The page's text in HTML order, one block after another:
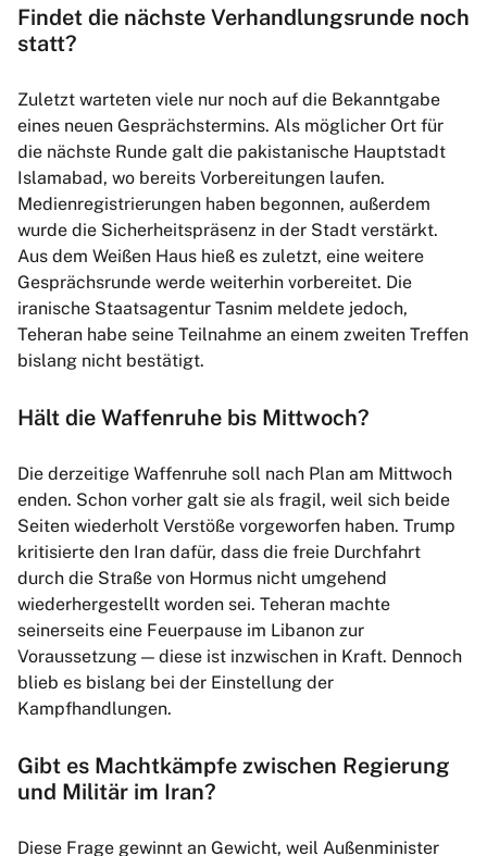
Findet die nächste Verhandlungsrunde noch
statt?
Zuletzt warteten viele nur noch auf die Bekanntgabe
eines neuen Gesprächstermins. Als möglicher Ort für
die nächste Runde galt die pakistanische Hauptstadt
Islamabad, wo bereits Vorbereitungen laufen.
Medienregistrierungen haben begonnen, außerdem
wurde die Sicherheitspräsenz in der Stadt verstärkt.
Aus dem Weißen Haus hieß es zuletzt, eine weitere
Gesprächsrunde werde weiterhin vorbereitet. Die
iranische Staatsagentur Tasnim meldete jedoch,
Teheran habe seine Teilnahme an einem zweiten Treffen
bislang nicht bestätigt.
Hält die Waffenruhe bis Mittwoch?
Die derzeitige Waffenruhe soll nach Plan am Mittwoch
enden. Schon vorher galt sie als fragil, weil sich beide
Seiten wiederholt Verstöße vorgeworfen haben. Trump
kritisierte den Iran dafür, dass die freie Durchfahrt
durch die Straße von Hormus nicht umgehend
wiederhergestellt worden sei. Teheran machte
seinerseits eine Feuerpause im Libanon zur
Voraussetzung — diese ist inzwischen in Kraft. Dennoch
blieb es bislang bei der Einstellung der
Kampfhandlungen.
Gibt es Machtkämpfe zwischen Regierung
und Militär im Iran?
Diese Frage gewinnt an Gewicht, weil Außenminister